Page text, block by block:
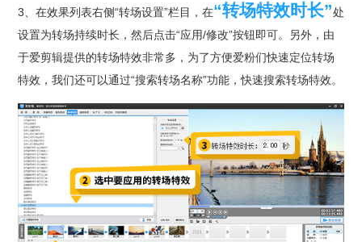
3、在效果列表右侧“转场设置”栏目，在“转场特效时长”处
设置为转场持续时长，然后点击“应用/修改”按钮即可。另外，由
于爱剪辑提供的转场特效非常多，为了方便爱粉们快速定位转场
特效，我们还可以通过“搜索转场名称”功能，快速搜索转场特效。